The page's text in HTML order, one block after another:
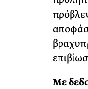
Με